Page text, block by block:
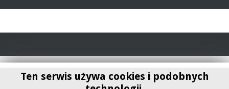
Ten serwis używa cookies i podobnych